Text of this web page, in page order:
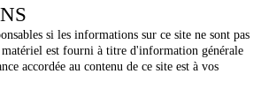
si les informations sur ce site ne sont pas
matériel est fourni à titre d'information générale
accordée au contenu de ce site est à vos